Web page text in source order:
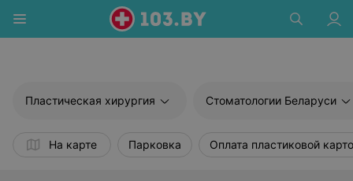
Пластическая хирургия Стоматологии Беларуси
На карте Парковка Оплата пластиковой